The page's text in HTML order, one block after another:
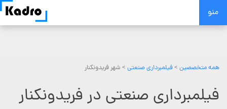
Skip
منو
همه متخصصین >فیلمبرداری صنعتی > شهر فریدونکنار
فیلمبرداری صنعتی در فریدونکنار